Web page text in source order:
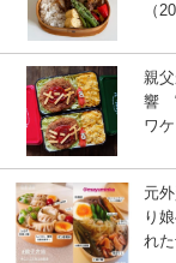
（
親
響 “
ワ
元
り
れ